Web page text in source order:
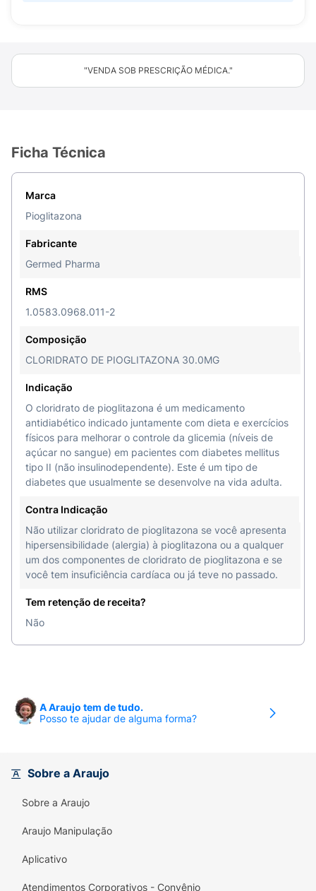
"VENDA SOB PRESCRIÇÃO MÉDICA."
Ficha Técnica
Marca
Pioglitazona
Fabricante
Germed Pharma
RMS
1.0583.0968.011-2
Composição
CLORIDRATO DE PIOGLITAZONA 30.0MG
Indicação
O cloridrato de pioglitazona é um medicamento
antidiabético indicado juntamente com dieta e exercícios
físicos para melhorar o controle da glicemia (níveis de
açúcar no sangue) em pacientes com diabetes mellitus
tipo II (não insulinodependente). Este é um tipo de
diabetes que usualmente se desenvolve na vida adulta.
Contra Indicação
Não utilizar cloridrato de pioglitazona se você apresenta
hipersensibilidade (alergia) à pioglitazona ou a qualquer
um dos componentes de cloridrato de pioglitazona e se
você tem insuficiência cardíaca ou já teve no passado.
Tem retenção de receita?
Não
A Araujo tem de tudo.
Posso te ajudar de alguma forma?
Sobre a Araujo
Sobre a Araujo
Araujo Manipulação
Aplicativo
Atendimentos Corporativos - Convênio